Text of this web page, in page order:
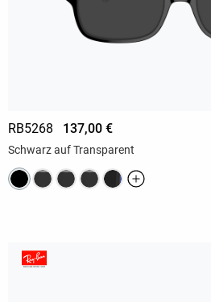
RB5268 137,00 €
Schwarz auf Transparent